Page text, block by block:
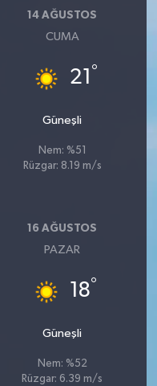
14 AĞUSTOS
CUMA
21 °
Güneşli
Nem: %51
Rüzgar: 8.19 m/s
16 AĞUSTOS
PAZAR
18°
Güneşli
Nem: %52
Rüzgar: 6.39 m/s